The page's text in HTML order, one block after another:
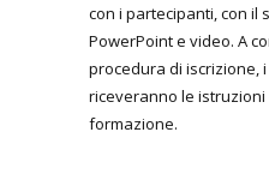
con i partecipanti, con il
PowerPoint e video. A
procedura di iscrizione,
riceveranno le
formazione.